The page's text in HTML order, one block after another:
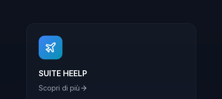
SUITE HEELP
Scopri di più